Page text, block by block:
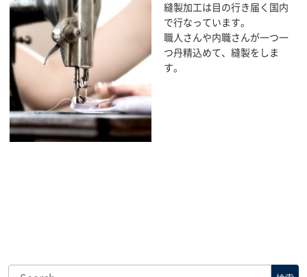
縫製加工は目の行き届く国内
で行なっています。
職人さんや内職さんが一つ一
つ丹精込めて、縫製をしま
す。